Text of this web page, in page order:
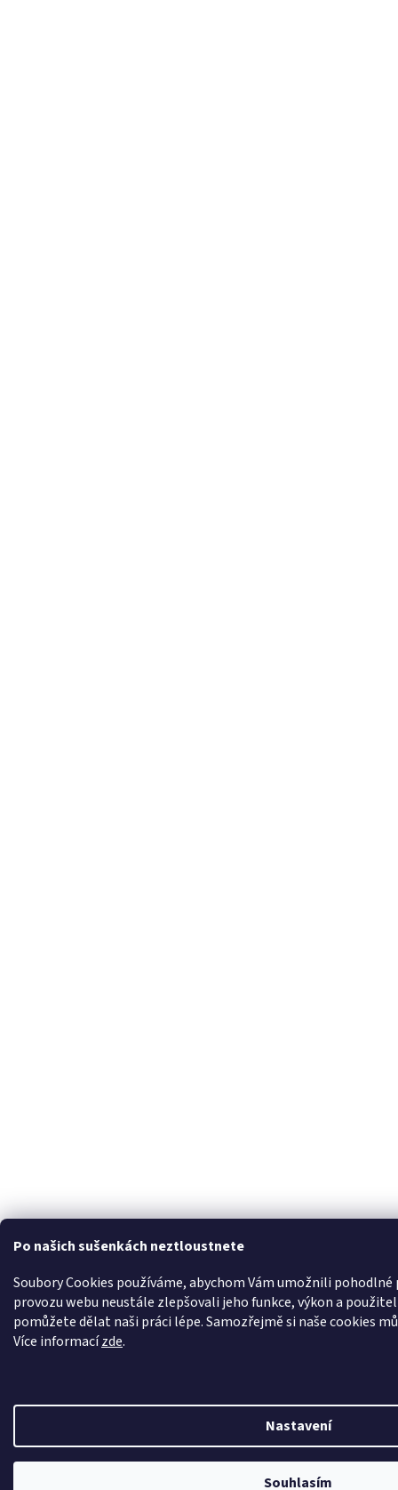
Po našich sušenkách neztloustnete
Soubory Cookies používáme, abychom Vám umožnili
provozu webu neustále zlepšovali jeho funkce, výkon a
pomůžete dělat naši práci lépe. Samozřejmě si naše cookies
Více informacízde.
Nastavení
Souhlasím
Nechte se odměnit za váš nákup. Věrní zákazníci jsou pro nás to nejcennější, a